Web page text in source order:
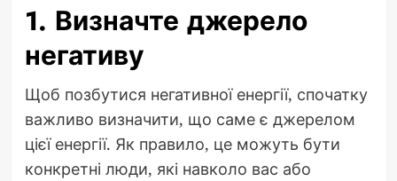
1. Визначте джерело
негативу
Щоб позбутися негативної енергії, спочатку
важливо визначити, що саме є джерелом
цієї енергії. Як правило, це можуть бути
конкретні люди, які навколо вас або